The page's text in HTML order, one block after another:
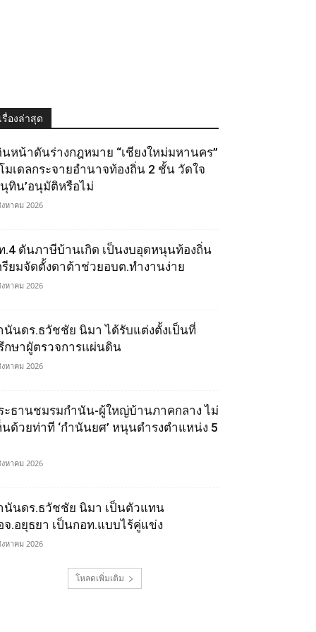
เรื่องล่าสุด
นหน้าดันร่างกฎหมาย “เชียงใหม่มหานคร”
มเดลกระจายอำนาจท้องถิ่น 2 ชั้น วัดใจ
นุทิน’อนุมัติหรือไม่
หาคม 2026
.4 ดันภาษีบ้านเกิด เป็นงบอุดหนุนท้องถิ่น
รียมจัดตั้งดาต้าช่วยอบต.ทำงานง่าย
หาคม 2026
นันดร.ธวัชชัย นิมา ได้รับแต่งตั้งเป็นที่
กษาผูัตรวจการแผ่นดิน
หาคม 2026
ะธานชมรมกำนัน-ผู้ใหญ่บ้านภาคกลาง ไม่
นด้วยท่าที ‘กำนันยศ’ หนุนดำรงตำแหน่ง 5
หาคม 2026
นันดร.ธวัชชัย นิมา เป็นตัวแทน
จ.อยุธยา เป็นกอท.แบบไร้คู่แข่ง
หาคม 2026
โหลดเพิ่มเติม